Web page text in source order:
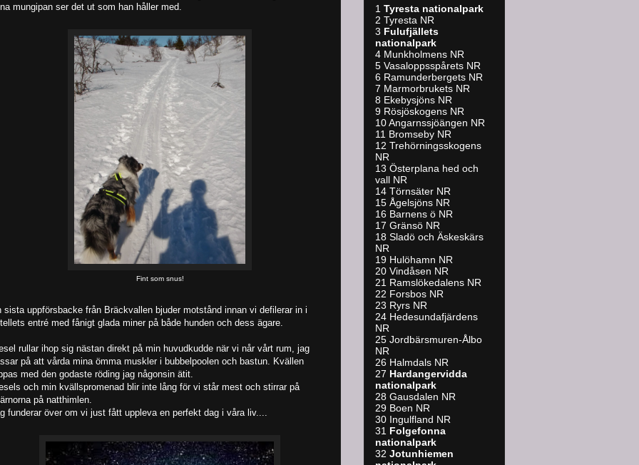
mungipan ser det ut som han håller med.
Fint som snus!
sista uppförsbacke från Bräckvallen bjuder motstånd innan vi defilerar in i
entré med fånigt glada miner på både hunden och dess ägare.
rullar ihop sig nästan direkt på min huvudkudde när vi når vårt rum, jag
på att vårda mina ömma muskler i bubbelpoolen och bastun. Kvällen
med den godaste röding jag någonsin ätit.
och min kvällspromenad blir inte lång för vi står mest och stirrar på
på natthimlen.
funderar över om vi just fått uppleva en perfekt dag i våra liv....
1 Tyresta nationalpark
2 Tyresta NR
3 Fulufjällets
nationalpark
4 Munkholmens NR
5 Vasaloppsspårets NR
6 Ramunderbergets NR
7 Marmorbrukets NR
8 Ekebysjöns NR
9 Rösjöskogens NR
10 Angarnssjöängen NR
11 Bromseby NR
12 Trehörningsskogens
NR
13 Österplana hed och
vall NR
14 Törnsäter NR
15 Ågelsjöns NR
16 Barnens ö NR
17 Gränsö NR
18 Sladö och Äskeskärs
NR
19 Hulöhamn NR
20 Vindåsen NR
21 Ramslökedalens NR
22 Forsbos NR
23 Ryrs NR
24 Hedesundafjärdens
NR
25 Jordbärsmuren-Ålbo
NR
26 Halmdals NR
27 Hardangervidda
nationalpark
28 Gausdalen NR
29 Boen NR
30 Ingulfland NR
31 Folgefonna
nationalpark
32 Jotunhiemen